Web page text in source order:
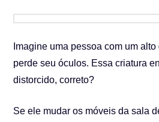
Imagine uma pessoa com um
perde seu óculos. Essa criatura
distorcido, correto?
Se ele mudar os móveis da sala